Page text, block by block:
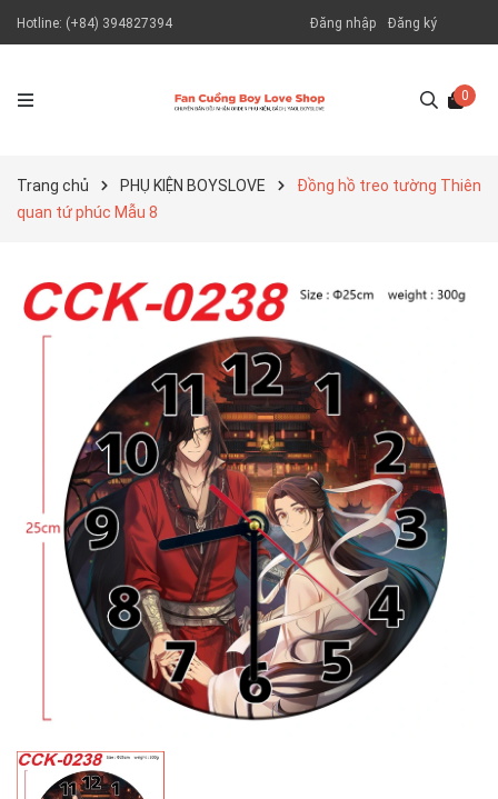
Hotline: (+84) 394827394 Đăng nhập Đăng ký
0
Trang chủ PHỤ KIỆN BOYSLOVE
Đồng hồ treo tường Thiên
quan tứ phúc Mẫu 8